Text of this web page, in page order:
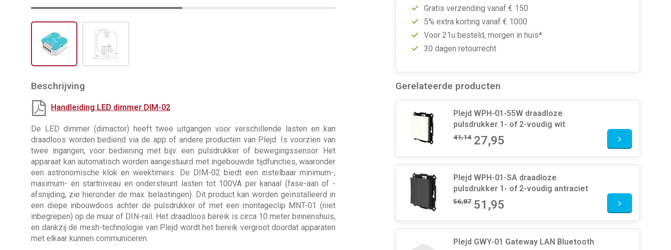
Gratis verzending vanaf € 150
5% extra korting vanaf € 1000
Voor 21u besteld, morgen in huis*
30 dagen retourrecht
Beschrijving
Handleiding LED dimmer DIM-02
De LED dimmer (dimactor) heeft twee uitgangen voor verschillende lasten en kan
draadloos worden bediend via de app of andere producten van Plejd. Is voorzien van
twee ingangen, voor bediening met bijv. een pulsdrukker of bewegingssensor. Het
apparaat kan automatisch worden aangestuurd met ingebouwde tijdfuncties, waaronder
een astronomische klok en weektimers. De DIM-02 biedt een instelbaar minimum-,
maximum- en startniveau en ondersteunt lasten tot 100VA per kanaal (fase-aan of -
afsnijding, zie hieronder de max. belastingen). Dit product kan worden geïnstalleerd in
een diepe inbouwdoos achter de pulsdrukker of met een montageclip MNT-01 (niet
inbegrepen) op de muur of DIN-rail. Het draadloos bereik is circa 10 meter binnenshuis,
en dankzij de mesh-technologie van Plejd wordt het bereik vergroot doordat apparaten
met elkaar kunnen communiceren.
Gerelateerde producten
Plejd WPH-01-55W draadloze
pulsdrukker 1- of 2-voudig wit
41,14 27,95
Plejd WPH-01-SA draadloze
pulsdrukker 1- of 2-voudig antraciet
56,87 51,95
Plejd GWY-01 Gateway LAN Bluetooth